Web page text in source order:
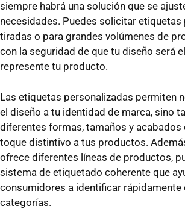
siempre habrá una solución que se
necesidades. Puedes solicitar etiquetas
tiradas o para grandes volúmenes de
con la seguridad de que tu diseño será
represente tu producto.
Las etiquetas personalizadas permiten
el diseño a tu identidad de marca, sino
diferentes formas, tamaños y acabados
toque distintivo a tus productos.
ofrece diferentes líneas de productos,
sistema de etiquetado coherente que
consumidores a identificar rápidamente
categorías.